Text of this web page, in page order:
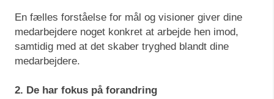
En fælles forståelse for mål og visioner giver dine
medarbejdere noget konkret at arbejde hen imod,
samtidig med at det skaber tryghed blandt dine
medarbejdere.
2. De har fokus på forandring